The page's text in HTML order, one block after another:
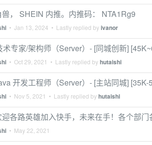
， SHEIN 内推。内推码： NTA1Rg9
• Jan 13, 2024 • Lastly replied byivanor
术专家/架构师（Server）- [同城创新]
• Oct 29, 2021 • Lastly replied byhutaishi
开发工程师（Server）- [主站同城] [35K-
• Nov 5, 2021 • Lastly replied byhutaishi
各路英雄加入快手，未来在手！各个部门
• May 22, 2021